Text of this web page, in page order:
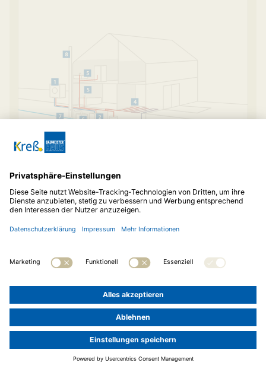
© 2026Baubetreuung Kreß
Telefon:06136 95260-0
Impressum
Datenschutz
LOGIN »